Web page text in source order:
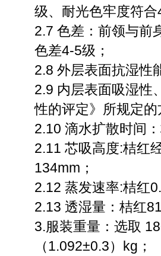
级、耐光色牢度符合
2.7 色差：前领与前
色差4-5级；
2.8 外层表面抗湿性
2.9 内层表面吸湿性
性的评定》所规定
2.10 滴水扩散时间
2.11 芯吸高度:桔红
134mm；
2.12 蒸发速率:桔红
2.13 透湿量：桔红
3.服装重量：选取
（1.092±0.3）kg；